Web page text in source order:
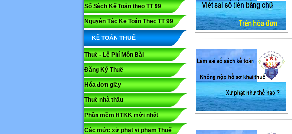
Sổ Sách Kế Toán theo TT 99
Nguyên Tắc Kế Toán Theo TT 99
KẾ TOÁN THUẾ
Thuế - Lệ Phí Môn Bài
Đăng Ký Thuế
Hóa đơn giấy
Thuế nhà thầu
Phần mềm HTKK mới nhất
Các mức xử phạt vi phạm Thuế